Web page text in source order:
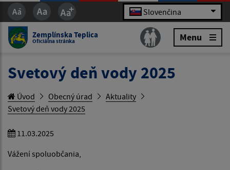
Slovenčina
Zemplínska Teplica
Oficiálna stránka Menu
Svetový deň vody 2025
Úvod Obecný úrad
Aktuality
Svetový deň vody 2025
11.03.2025
Vážení spoluobčania,